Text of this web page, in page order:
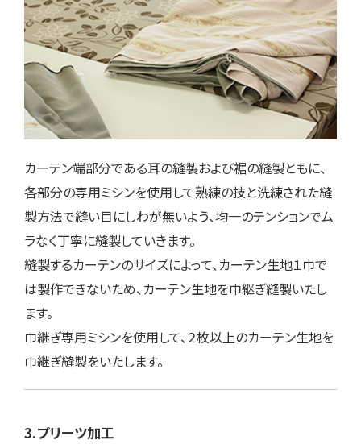
カーテン端部分である耳の縫製および裾の縫製ともに、
各部分の専用ミシンを使用して熟練の技と洗練された縫
製方法で縫い目にしわが無いよう、均一のテンションでム
ラなく丁寧に縫製していきます。
縫製するカーテンのサイズによって、カーテン生地１巾で
は製作できないため、カーテン生地を巾継ぎ縫製いたし
ます。
巾継ぎ専用ミシンを使用して、２枚以上のカーテン生地を
巾継ぎ縫製をいたします。
3.プリーツ加工